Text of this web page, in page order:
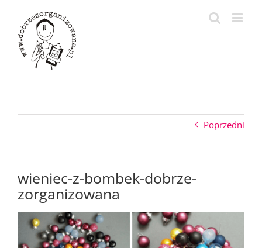
zawartości
Poprzedni
wieniec-z-bombek-dobrze-
zorganizowana